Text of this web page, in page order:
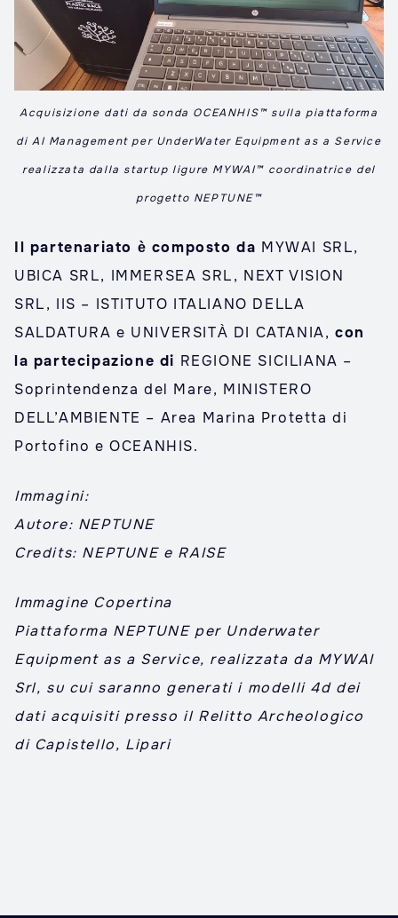
Acquisizione dati da sonda OCEANHIS™ sulla piattaforma
di AI Management per UnderWater Equipment as a Service
realizzata dalla startup ligure MYWAI™ coordinatrice del
progetto NEPTUNE™
Il partenariato è composto da MYWAI SRL,
UBICA SRL, IMMERSEA SRL, NEXT VISION
SRL, IIS – ISTITUTO ITALIANO DELLA
SALDATURA e UNIVERSITÀ DI CATANIA,con
la partecipazione di REGIONE SICILIANA –
Soprintendenza del Mare, MINISTERO
DELL’AMBIENTE – Area Marina Protetta di
Portofino e OCEANHIS.
Immagini:
Autore: NEPTUNE
Credits: NEPTUNE e RAISE
Immagine Copertina
Piattaforma NEPTUNE per Underwater
Equipment as a Service, realizzata da MYWAI
Srl, su cui saranno generati i modelli 4d dei
dati acquisiti presso il Relitto Archeologico
di Capistello, Lipari